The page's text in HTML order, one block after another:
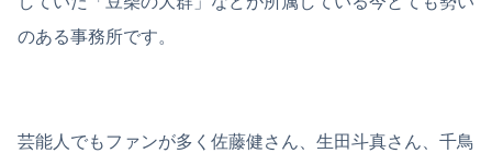
のある事務所です。
芸能人でもファンが多く佐藤健さん、生田斗真さん、千鳥